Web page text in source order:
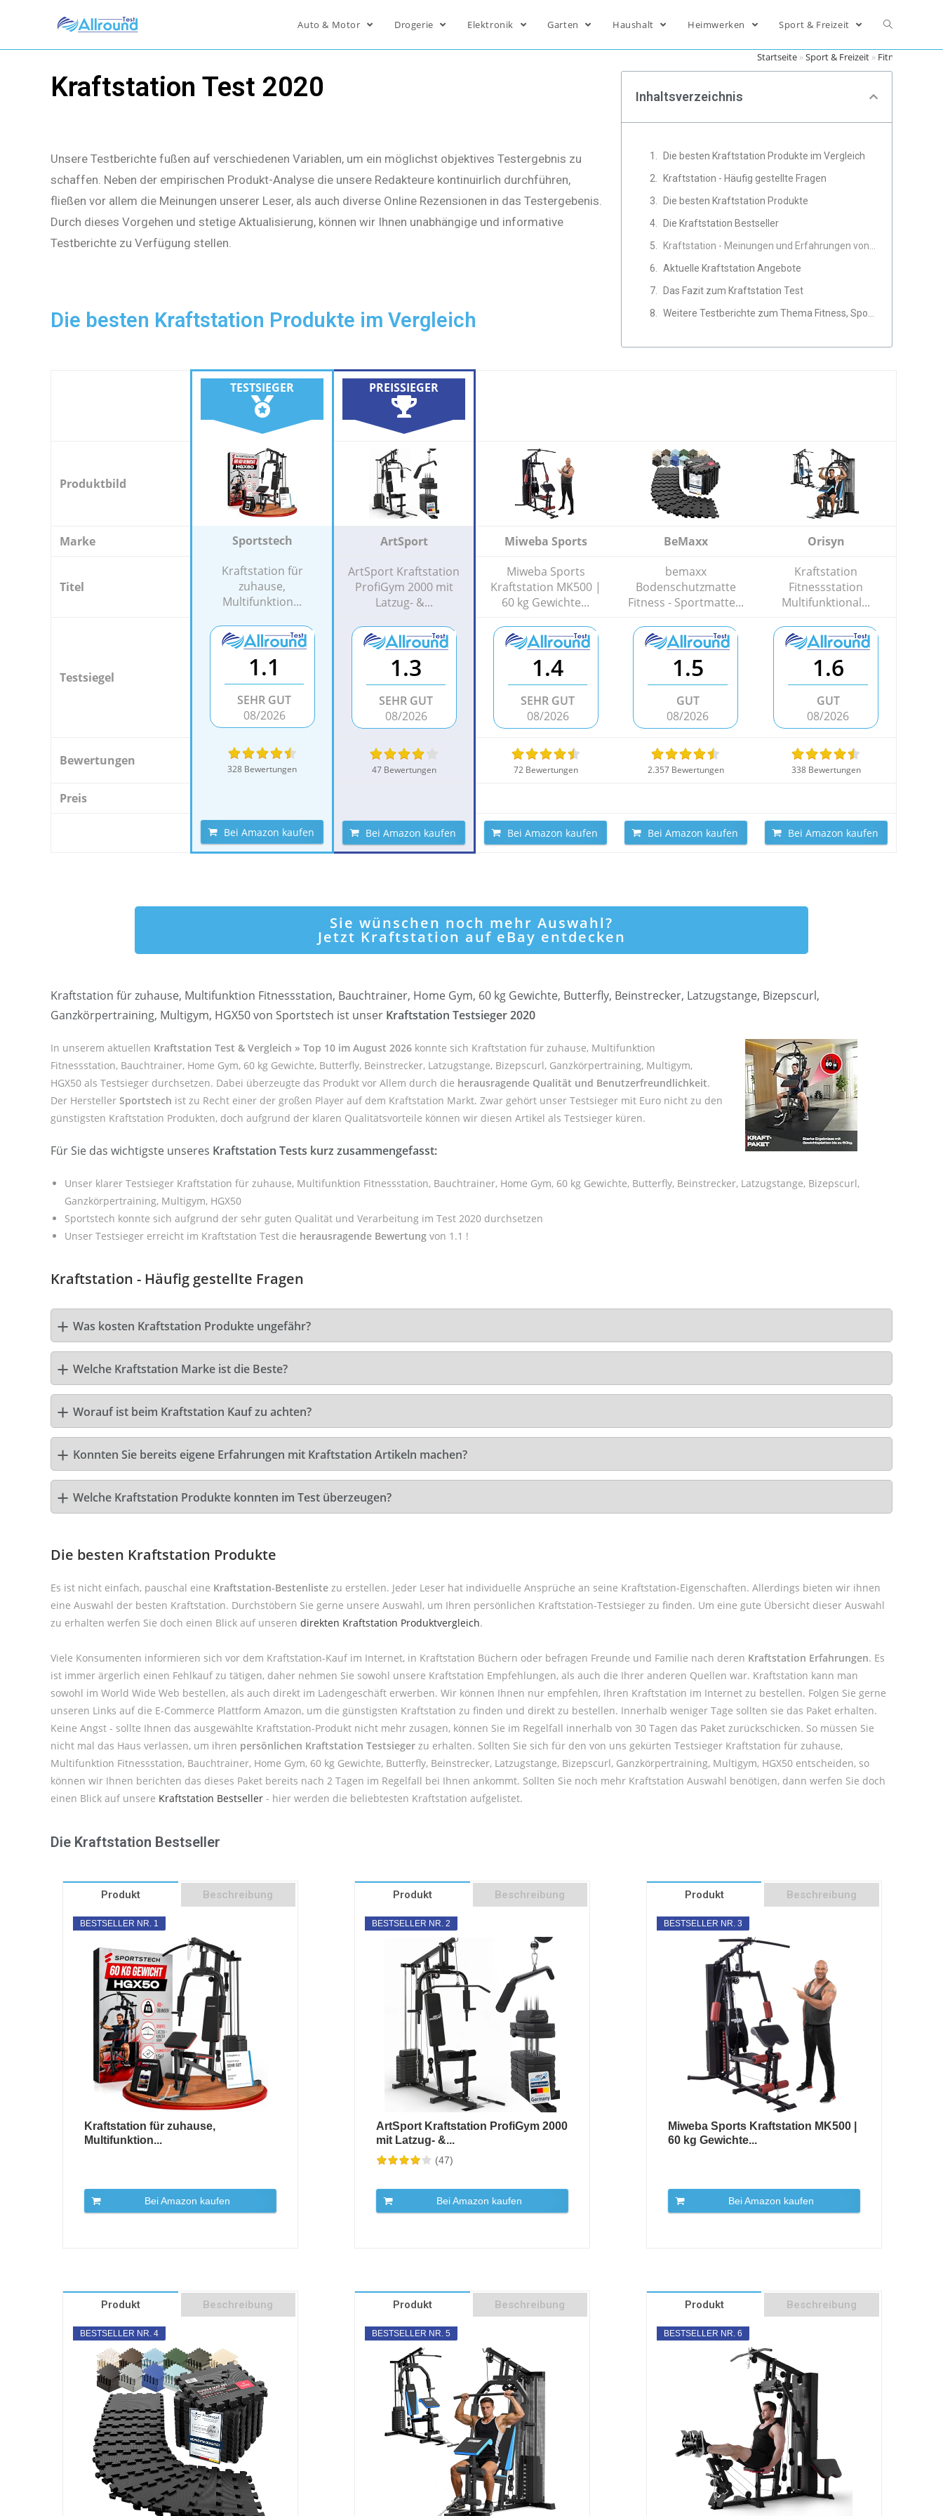
Auto & Motor Drogerie Elektronik Garten Haushalt Heimwerken Sport & Freizeit
Kraftstation Test 2020
Unsere Testberichte fußen auf verschiedenen Variablen, um ein möglichst objektives Testergebnis zu
schaffen. Neben der empirischen Produkt-Analyse die unsere Redakteure kontinuirlich durchführen,
fließen vor allem die Meinungen unserer Leser, als auch diverse Online Rezensionen in das Testergebenis.
Durch dieses Vorgehen und stetige Aktualisierung, können wir Ihnen unabhängige und informative
Testberichte zu Verfügung stellen.
Die besten Kraftstation Produkte im Vergleich
Startseite»Sport & Freizeit» Fitness
Inhaltsverzeichnis
Die besten Kraftstation Produkte im Vergleich
Kraftstation - Häufig gestellte Fragen
Die besten Kraftstation Produkte
Die Kraftstation Bestseller
Aktuelle Kraftstation Angebote
Das Fazit zum Kraftstation Test
TESTSIEGER PREISSIEGER
Produktbild
Marke Sportstech ArtSport Miweba Sports BeMaxx Orisyn
Titel
Kraftstation für
zuhause,
Multifunktion...
ArtSport Kraftstation
ProfiGym 2000 mit
Latzug- &...
Miweba Sports
Kraftstation MK500 |
60 kg Gewichte...
bemaxx
Bodenschutzmatte
Fitness - Sportmatte...
Kraftstation
Fitnessstation
Multifunktional...
Testsiegel 1.1
SEHR GUT
08/2026
1.3
SEHR GUT
08/2026
1.4
SEHR GUT
08/2026
1.5
GUT
08/2026
1.6
GUT
08/2026
Bewertungen
328 Bewertungen 47 Bewertungen 72 Bewertungen 2.357 Bewertungen 338 Bewertungen
Preis
Bei Amazon kaufen Bei Amazon kaufen Bei Amazon kaufen Bei Amazon kaufen Bei Amazon kaufen
Sie wünschen noch mehr Auswahl?
Jetzt Kraftstation auf eBay entdecken
Kraftstation für zuhause, Multifunktion Fitnessstation, Bauchtrainer, Home Gym, 60 kg Gewichte, Butterfly, Beinstrecker, Latzugstange, Bizepscurl,
Ganzkörpertraining, Multigym, HGX50 von Sportstech ist unser Kraftstation Testsieger 2020
In unserem aktuellen Kraftstation Test & Vergleich » Top 10 im August 2026 konnte sich Kraftstation für zuhause, Multifunktion
Fitnessstation, Bauchtrainer, Home Gym, 60 kg Gewichte, Butterfly, Beinstrecker, Latzugstange, Bizepscurl, Ganzkörpertraining, Multigym,
HGX50 als Testsieger durchsetzen. Dabei überzeugte das Produkt vor Allem durch die herausragende Qualität und Benutzerfreundlichkeit.
Der Hersteller Sportstech ist zu Recht einer der großen Player auf dem Kraftstation Markt. Zwar gehört unser Testsieger mit Euro nicht zu den
günstigsten Kraftstation Produkten, doch aufgrund der klaren Qualitätsvorteile können wir diesen Artikel als Testsieger küren.
Für Sie das wichtigste unseres Kraftstation Tests kurz zusammengefasst:
Unser klarer Testsieger Kraftstation für zuhause, Multifunktion Fitnessstation, Bauchtrainer, Home Gym, 60 kg Gewichte, Butterfly, Beinstrecker, Latzugstange, Bizepscurl,
Ganzkörpertraining, Multigym, HGX50
Sportstech konnte sich aufgrund der sehr guten Qualität und Verarbeitung im Test 2020 durchsetzen
Unser Testsieger erreicht im Kraftstation Test die herausragende Bewertung von 1.1 !
Kraftstation - Häufig gestellte Fragen
Was kosten Kraftstation Produkte ungefähr?
Welche Kraftstation Marke ist die Beste?
Worauf ist beim Kraftstation Kauf zu achten?
Konnten Sie bereits eigene Erfahrungen mit Kraftstation Artikeln machen?
Welche Kraftstation Produkte konnten im Test überzeugen?
Die besten Kraftstation Produkte
Es ist nicht einfach, pauschal eine Kraftstation-Bestenliste zu erstellen. Jeder Leser hat individuelle Ansprüche an seine Kraftstation-Eigenschaften. Allerdings bieten wir ihnen
eine Auswahl der besten Kraftstation. Durchstöbern Sie gerne unsere Auswahl, um Ihren persönlichen Kraftstation-Testsieger zu finden. Um eine gute Übersicht dieser Auswahl
zu erhalten werfen Sie doch einen Blick auf unseren direkten Kraftstation Produktvergleich.
Viele Konsumenten informieren sich vor dem Kraftstation-Kauf im Internet, in Kraftstation Büchern oder befragen Freunde und Familie nach deren Kraftstation Erfahrungen. Es
ist immer ärgerlich einen Fehlkauf zu tätigen, daher nehmen Sie sowohl unsere Kraftstation Empfehlungen, als auch die Ihrer anderen Quellen war. Kraftstation kann man
sowohl im World Wide Web bestellen, als auch direkt im Ladengeschäft erwerben. Wir können Ihnen nur empfehlen, Ihren Kraftstation im Internet zu bestellen. Folgen Sie gerne
unseren Links auf die E-Commerce Plattform Amazon, um die günstigsten Kraftstation zu finden und direkt zu bestellen. Innerhalb weniger Tage sollten sie das Paket erhalten.
Keine Angst - sollte Ihnen das ausgewählte Kraftstation-Produkt nicht mehr zusagen, können Sie im Regelfall innerhalb von 30 Tagen das Paket zurückschicken. So müssen Sie
nicht mal das Haus verlassen, um ihren persönlichen Kraftstation Testsieger zu erhalten. Sollten Sie sich für den von uns gekürten Testsieger Kraftstation für zuhause,
Multifunktion Fitnessstation, Bauchtrainer, Home Gym, 60 kg Gewichte, Butterfly, Beinstrecker, Latzugstange, Bizepscurl, Ganzkörpertraining, Multigym, HGX50 entscheiden, so
können wir Ihnen berichten das dieses Paket bereits nach 2 Tagen im Regelfall bei Ihnen ankommt. Sollten Sie noch mehr Kraftstation Auswahl benötigen, dann werfen Sie doch
einen Blick auf unsere Kraftstation Bestseller - hier werden die beliebtesten Kraftstation aufgelistet.
Die Kraftstation Bestseller
Produkt Beschreibung
BESTSELLER NR. 1
Kraftstation für zuhause,
Multifunktion...
Bei Amazon kaufen
Produkt Beschreibung
BESTSELLER NR. 2
ArtSport Kraftstation ProfiGym 2000
mit Latzug- &...
(47)
Bei Amazon kaufen
Produkt Beschreibung
BESTSELLER NR. 3
Miweba Sports Kraftstation MK500 |
60 kg Gewichte...
Bei Amazon kaufen
Produkt Beschreibung
BESTSELLER NR. 4
Produkt Beschreibung
BESTSELLER NR. 5
Produkt Beschreibung
BESTSELLER NR. 6